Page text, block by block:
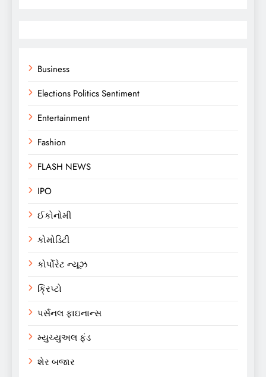
Business
Elections Politics Sentiment
Entertainment
Fashion
FLASH NEWS
IPO
ઈકોનોમી
કોમોડિટી
કોર્પોરેટ ન્યૂઝ
ક્રિપ્ટો
પર્સનલ ફાઇનાન્સ
મ્યુચ્યુઅલ ફંડ
શેર બજાર